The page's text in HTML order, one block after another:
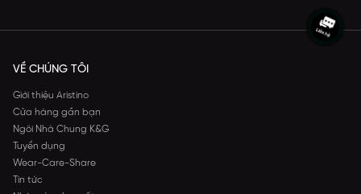
VỀ CHÚNG TÔI
Giới thiệu Aristino
Cửa hàng gần bạn
Ngôi Nhà Chung K&G
Tuyển dụng
Wear-Care-Share
Tin tức